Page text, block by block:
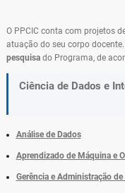
O PPCIC conta com projetos
atuação do seu corpo
pesquisa do Programa, de
Ciência de Dados e
Análise de Dados
Aprendizado de Máquina e
Gerência e Administração de